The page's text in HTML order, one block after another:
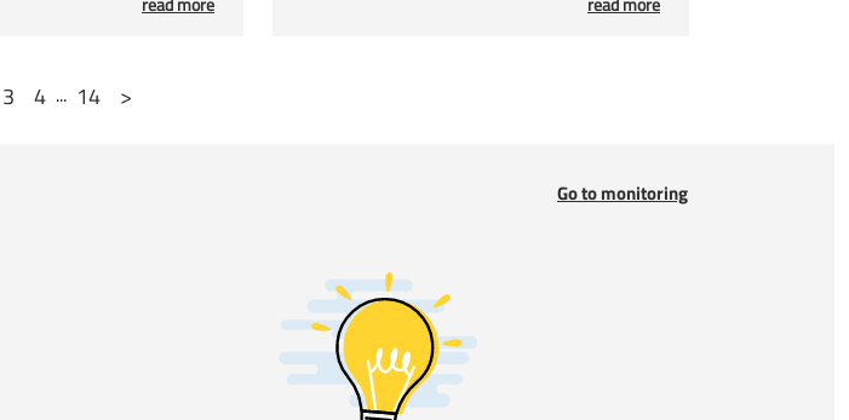
Misure a superficie - Proroga dei termini per la presentazione
Determinazione Autorità di Gestione n. 271 del 17.05.2021
Misure a superficie - DAGG n. 73-90-141-142-143/2021 -
Proroga dei termini per la presentazione delle domande e
adempimenti consequenziali
3 4 ... 14 >
Go to monitoring